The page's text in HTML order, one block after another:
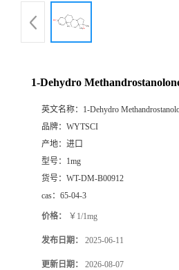
1-Dehydro
英文名称： 1-Dehydro
品牌： WYTSCI
产地： 进口
型号： 1mg
货号： WT-DM-B00912
cas： 65-04-3
价格： ￥1/1mg
发布日期： 2025-06-11
更新日期： 2026-08-07